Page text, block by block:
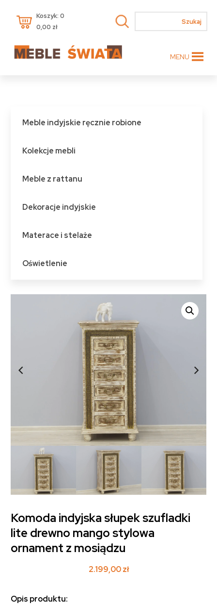
Koszyk: 0
0,00 zł
MENU
Meble indyjskie ręcznie robione
Kolekcje mebli
Meble z rattanu
Dekoracje indyjskie
Materace i stelaże
Oświetlenie
Komoda indyjska słupek szufladki
lite drewno mango stylowa
ornament z mosiądzu
2.199,00zł
Opis produktu: